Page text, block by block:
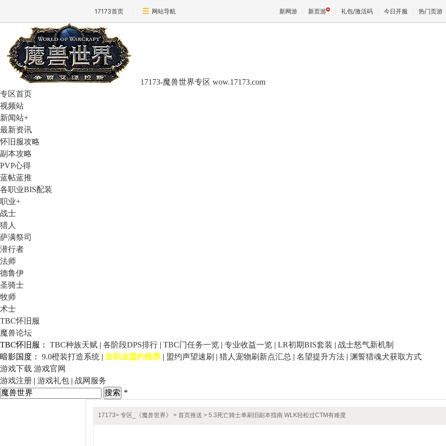
17173首页 网站导航 新网游 新页游 礼包/激活码 今日开服 热门页游
17173-魔兽世界专区 wow.17173.com
专区首页
视频站
新闻站+
最新资讯
怀旧服攻略
副本攻略
PVP心得
蓝帖蓝推
各职业BIS配装
职业+
战士
猎人
萨满祭司
潜行者
法师
德鲁伊
圣骑士
牧师
术士
TBC怀旧服
魔兽论坛
TBC怀旧服：
TBC种族天赋 | 各阶段DPS排行 | TBC门任务一览 | 专业收益一览 | LR初期BIS套装 | 战士怒气新机制
暗影国度：
9.0橙装打造系统 | 全职业盟约推荐 | 盟约声望速刷 | 猎人宠物刷新点汇总 | 名望提升方法 | 渊誓猎魂犬获取方式
游戏下载 游戏官网
游戏注册 | 游戏礼包 | 战网服务
*
17173> 专区_《魔兽世界》 > 首页推送 > 5.3死亡骑士单刷旧副本指南 WLK轻松过CTM有难度